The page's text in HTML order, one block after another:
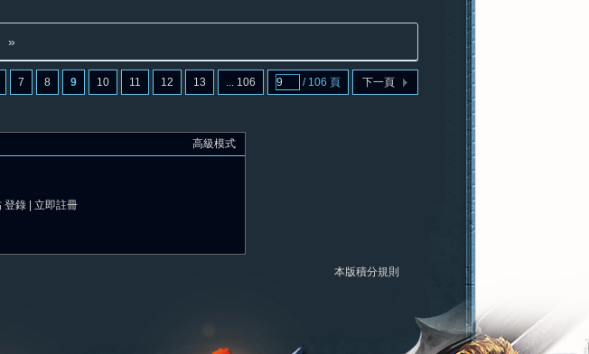
»
7 8 9 10 11 12 13 ... 106 / 106 頁 下一頁
高級模式
登錄 立即註冊
本版積分規則